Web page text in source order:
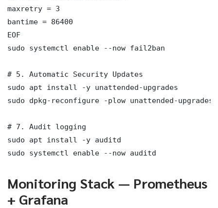
maxretry = 3
bantime = 86400
EOF
sudo systemctl enable --now fail2ban
# 5. Automatic Security Updates
sudo apt install -y unattended-upgrades
sudo dpkg-reconfigure -plow unattended-upgrades
# 7. Audit logging
sudo apt install -y auditd
sudo systemctl enable --now auditd
Monitoring Stack — Prometheus
+ Grafana